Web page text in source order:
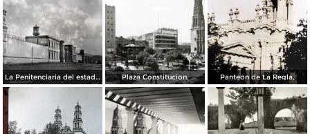
La Penitenciaria del estado. Plaza Constitucion. Panteon de La Regla,